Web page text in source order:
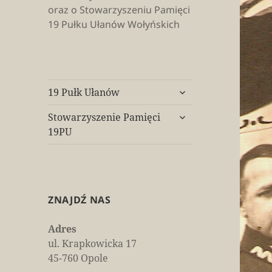
oraz o Stowarzyszeniu Pamięci
19 Pułku Ułanów Wołyńskich
19 Pułk Ułanów
rozwiń
potomne
Stowarzyszenie Pamięci
19PU
rozwiń
ZNAJDŹ NAS
Adres
ul. Krapkowicka 17
45-760 Opole